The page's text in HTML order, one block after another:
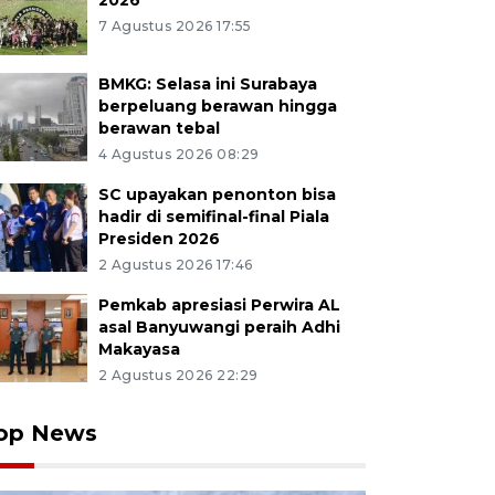
7 Agustus 2026 17:55
BMKG: Selasa ini Surabaya
berpeluang berawan hingga
berawan tebal
4 Agustus 2026 08:29
SC upayakan penonton bisa
hadir di semifinal-final Piala
Presiden 2026
2 Agustus 2026 17:46
Pemkab apresiasi Perwira AL
asal Banyuwangi peraih Adhi
Makayasa
2 Agustus 2026 22:29
News